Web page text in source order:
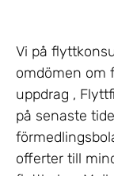
Vi på
omdömen om
uppdrag ,
på senaste
offerter till